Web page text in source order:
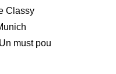
Classy
must pou